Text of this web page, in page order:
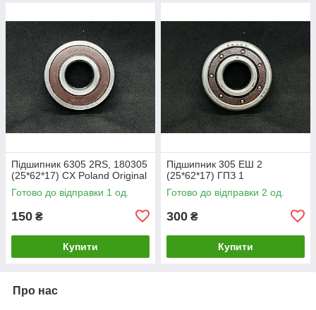
Підшипник 6305 2RS, 180305
(25*62*17) CX Poland Original
Готово до відправки 1 од.
150 ₴
Купити
Підшипник 305 ЕШ 2
(25*62*17) ГПЗ 1
Готово до відправки 2 од.
300 ₴
Купити
Про нас